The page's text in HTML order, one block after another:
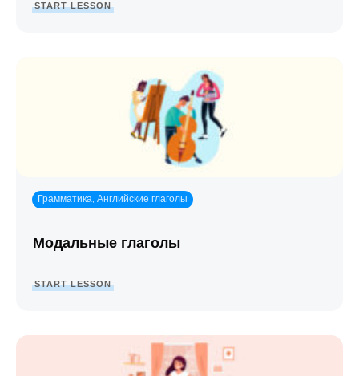
START LESSON
Грамматика, Английские глаголы
Модальные глаголы
START LESSON